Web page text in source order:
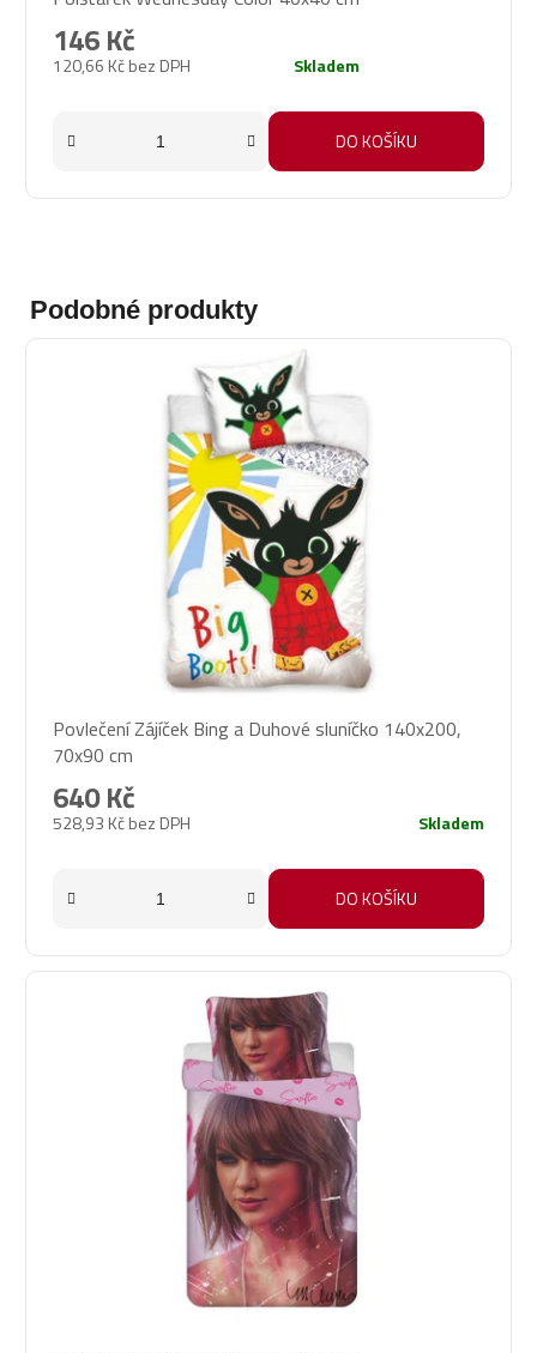
120,66 Kč bez DPH
146 Kč
Skladem
DO KOŠÍKU
Podobné produkty
Povlečení Zájíček Bing a Duhové sluníčko 140x200,
70x90 cm
528,93 Kč bez DPH
640 Kč
Skladem
DO KOŠÍKU